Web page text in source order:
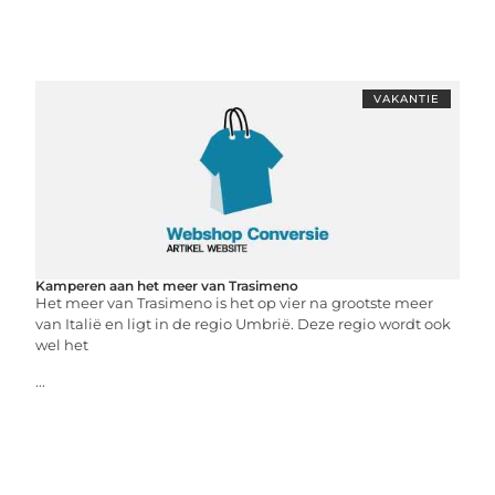
VAKANTIE
Kamperen aan het meer van Trasimeno
Het meer van Trasimeno is het op vier na grootste meer
van Italië en ligt in de regio Umbrië. Deze regio wordt ook
wel het
...